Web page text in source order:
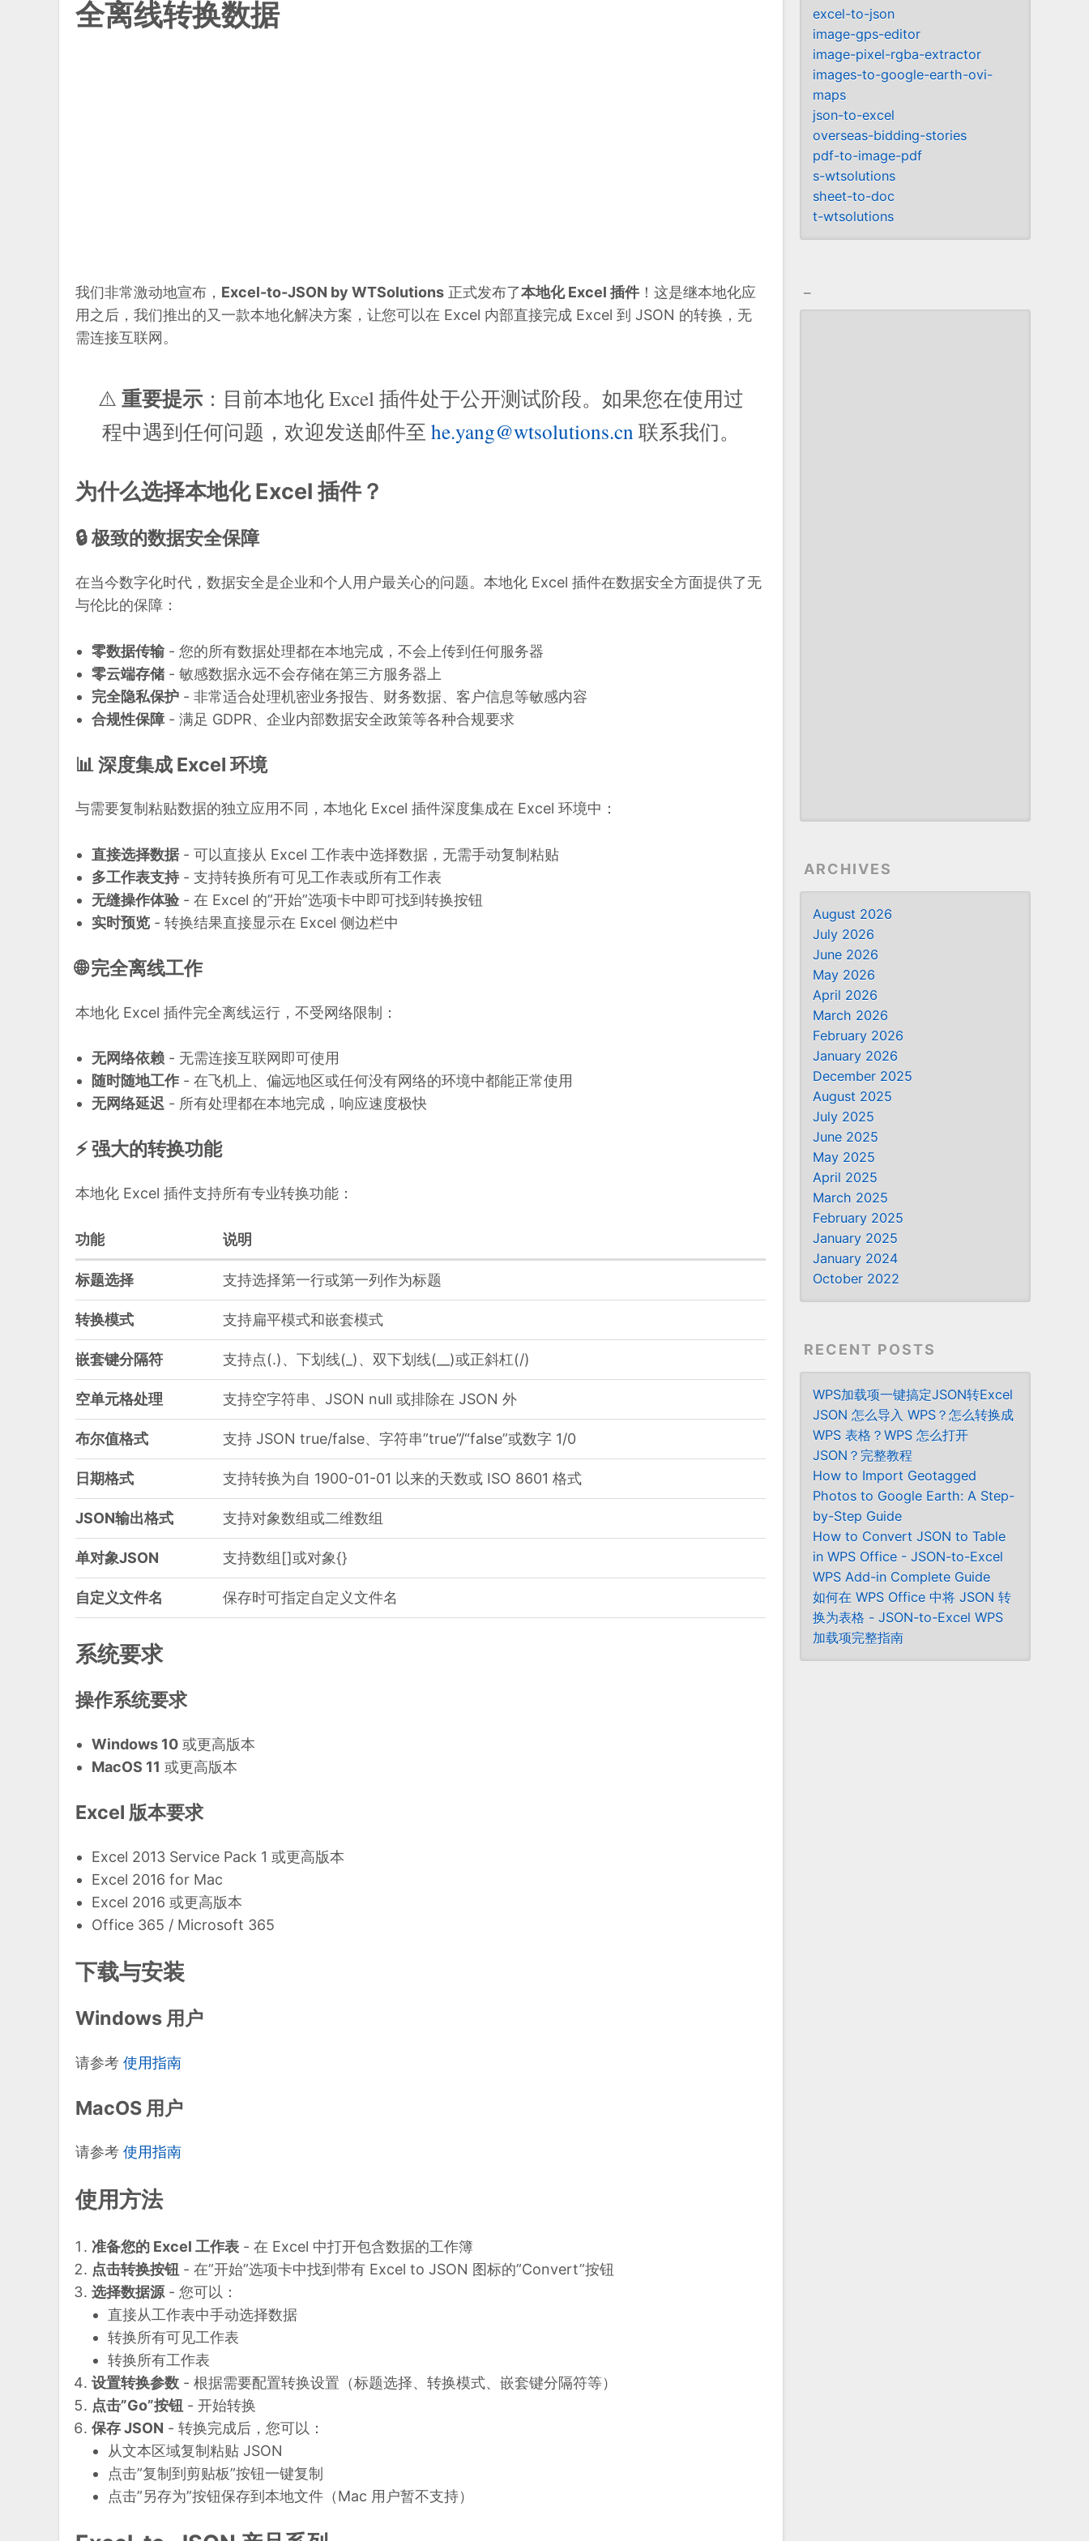
全离线转换数据
我们非常激动地宣布， Excel-to-JSON by WTSolutions 正式发布了本地化 Excel 插件！这是继本地化应
用之后，我们推出的又一款本地化解决方案，让您可以在 Excel 内部直接完成 Excel 到 JSON 的转换，无
需连接互联网。
⚠️ 重要提示：目前本地化 Excel 插件处于公开测试阶段。如果您在使用过
程中遇到任何问题，欢迎发送邮件至 he.yang@wtsolutions.cn 联系我们。
为什么选择本地化 Excel 插件？
🔒 极致的数据安全保障
在当今数字化时代，数据安全是企业和个人用户最关心的问题。本地化 Excel 插件在数据安全方面提供了无
与伦比的保障：
零数据传输- 您的所有数据处理都在本地完成，不会上传到任何服务器
零云端存储 - 敏感数据永远不会存储在第三方服务器上
完全隐私保护 - 非常适合处理机密业务报告、财务数据、客户信息等敏感内容
合规性保障 - 满足 GDPR、企业内部数据安全政策等各种合规要求
📊 深度集成 Excel 环境
与需要复制粘贴数据的独立应用不同，本地化 Excel 插件深度集成在 Excel 环境中：
直接选择数据- 可以直接从 Excel 工作表中选择数据，无需手动复制粘贴
多工作表支持- 支持转换所有可见工作表或所有工作表
无缝操作体验- 在 Excel 的”开始”选项卡中即可找到转换按钮
实时预览 - 转换结果直接显示在 Excel 侧边栏中
🌐 完全离线工作
本地化 Excel 插件完全离线运行，不受网络限制：
无网络依赖 - 无需连接互联网即可使用
随时随地工作 - 在飞机上、偏远地区或任何没有网络的环境中都能正常使用
无网络延迟 - 所有处理都在本地完成，响应速度极快
⚡ 强大的转换功能
本地化 Excel 插件支持所有专业转换功能：
功能 说明
标题选择 支持选择第一行或第一列作为标题
转换模式 支持扁平模式和嵌套模式
嵌套键分隔符 支持点(.)、下划线(_)、双下划线(__)或正斜杠(/)
空单元格处理 支持空字符串、JSON null 或排除在 JSON 外
布尔值格式 支持 JSON true/false、字符串”true”/“false”或数字 1/0
日期格式 支持转换为自 1900-01-01 以来的天数或 ISO 8601 格式
JSON输出格式 支持对象数组或二维数组
单对象JSON 支持数组[]或对象{}
自定义文件名 保存时可指定自定义文件名
系统要求
操作系统要求
Windows 10 或更高版本
MacOS 11 或更高版本
Excel 版本要求
Excel 2013 Service Pack 1 或更高版本
Excel 2016 for Mac
Excel 2016 或更高版本
Office 365 / Microsoft 365
下载与安装
Windows 用户
请参考使用指南
MacOS 用户
请参考使用指南
使用方法
准备您的 Excel 工作表 - 在 Excel 中打开包含数据的工作簿
点击转换按钮 - 在”开始”选项卡中找到带有 Excel to JSON 图标的”Convert”按钮
选择数据源 - 您可以：
直接从工作表中手动选择数据
转换所有可见工作表
转换所有工作表
设置转换参数 - 根据需要配置转换设置（标题选择、转换模式、嵌套键分隔符等）
点击”Go”按钮 - 开始转换
保存 JSON - 转换完成后，您可以：
从文本区域复制粘贴 JSON
点击”复制到剪贴板”按钮一键复制
点击”另存为”按钮保存到本地文件（Mac 用户暂不支持）
excel-to-json
image-gps-editor
image-pixel-rgba-extractor
images-to-google-earth-ovi-
maps
json-to-excel
overseas-bidding-stories
pdf-to-image-pdf
s-wtsolutions
sheet-to-doc
t-wtsolutions
ARCHIVES
August 2026
July 2026
June 2026
May 2026
April 2026
March 2026
February 2026
January 2026
December 2025
August 2025
July 2025
June 2025
May 2025
April 2025
March 2025
February 2025
January 2025
January 2024
October 2022
RECENT POSTS
WPS加载项一键搞定JSON转Excel
JSON 怎么导入 WPS？怎么转换成
WPS 表格？WPS 怎么打开
JSON？完整教程
How to Import Geotagged
Photos to Google Earth: A Step-
by-Step Guide
How to Convert JSON to Table
in WPS Office - JSON-to-Excel
WPS Add-in Complete Guide
如何在 WPS Office 中将 JSON 转
换为表格 - JSON-to-Excel WPS
加载项完整指南